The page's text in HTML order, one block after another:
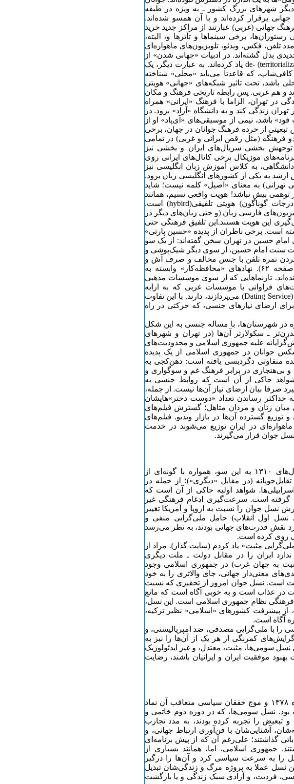
شهرهای بزرگ کشور ـ به ویژه در طبقه
برقرار کرده‌اند و با آن همسو شده‌اند.
جهانی (غربی) عبارتند از مراکز جدید خرید
برخی سینماها و تآترها و، البته،
تلفن، فکس، ویدئو، تلویزیون‌های ماهواره‌ای
بدل گشته‌اند. در ادبیات «جهانی شدن» از
این پدیده به واژه «مکان‌زدایی» ( - territorialization) -de یاد کرده‌اند. به عبارت دیگر، یک
که قاعدتا می‌باید «محلی» شناخته
باشد، تحت تاثیر شبکه‌های «جهانی» هویتی
و هم غربی. پس رابطه تاریخی فرهنگ و مکان
تهران، الزاما با فرهنگ «ایرانی» همراه
زندگی کند و به دانشگاه «آزاد» برود. در
باشد، نیمی از موسیقی‌های «آی‌پاد» او از
تبعیتی از خرده فرهنگ جوانان در جهان، برخی
فرهنگه (مثل رقص ایرانی و غربی) در تمامی
توجهش بخشی سریال‌های ایران و بخشی نیز
موزیکال برخی کانال‌های ایرانی روی
به کلاس آموزش زبان انگلیسی نیز
به یکی از کشورهای انگلیسی زبان برود.
تهرانی) به معنای «اصیل» کلمه نیست؛ شاید
بیش نباشد! هویت واقعی نسیم، همانند
میلیون‌ها جوان ایرانی دیگر (البته به درجات گوناگون) هویتی تلفیقی(hybird) است.
فارسی زبان (و حتی زبان‌های دیگر در
این هویت هستند.این تلفیق فرهنگی حتی
است. برخی ناظران از پدیده «حسین پارتی»
حسین در تهران سخن گفته‌اند: از یک سو
سنت امام حسین، از سوی دیگر شیک‌پوشی و
نمره تلفن با جنس مخالف و صرف آش و
قیمه پلو و شله زرد (بهزاد یغماییان، صفحه ۶۲). نهادهای «محافظه‌کار» وابسته به
تارنماهایی که از سوی موسسات مذهبی
فراوانی با موسسات غربی که به ارایه
خدمات دوست دختر و دوست پسر‌یابی (Dating Service) می‌پردازند، دارند. با این تفاوت
ارضای نیازهای جنسی، که حرکتی در راه
در شهرستان‌‌ها، با مساله جنسی به این شکل
ـ سکولارتر آن‌ها (در تهران و شهرهای
علیه جمهوری اسلامی و محدودیت‌های
جوانان در جمهوری اسلامی از یک پدیده
متفاوتی دگردیسی یافته است: دهن‌کجی به
بی‌هنجاری در برابر فرهنگ غم و سوگواری و
حاکی از آن است که روابط جنسی به
صرفا بیان ارضای نیاز آن‌ها نیست. از جمله،
حداکثر رساندن تعداد «دوست دختر»‌هایشان
میان زنان و مردان متاهل؛ گسترش فیلم‌های
گسترده آن‌ها در بازار ویدیو. فیلم‌های
در ایران توزیع می‌شوند در خدمت
جوان قرار می‌گیرند.
نسل‌های سیاسی پیشین ایران، از سال‌های ۱۳۱۰ به این سو، همواره با گونه‌ای از
(در مقابل «دیگری»)‌؛ از جمله در
اسراییلی‌ها. شواهد اولیه حاکی از آن است که
است. سرعت‌گیری ادغام فرهنگی غیر
نسل جوان را نسبت به اروپا و آمریکا تغییر
اول انقلاب) حامل ملی‌گرایی منفی و
نقش قدرت‌های جهانی بودند، به نظر می‌رسد
روی کرده است.
مثبت» یاد کردم (سایت گذار). مراد از
ایران را در مقابل دولت ـ ملت دیگری
به جهان غرب) در جمهوری اسلامی وجود
معنی‌دار جهانی، جای والاتری را به خود
است. نسل جوان امروز از تحقیری که نسبت
در عذاب است و به خوبی آگاه است که مانع
فرهنگی نظام جمهوری اسلامی است. این نسل،
از پیشرفت کشورهای «اسلامی» نظیر ترکیه،
آگاه است.
با ملی‌گرایی مصدقی، ضد امپریالیستی، و
کمرنگی از هر یک از آن‌ها را نیز به
نسل سومی‌ها، مثبت، معتدل، و غیر ایدئولوژیک
موفقیت ایران و ایرانیان باشند، رضایت
سرکوب جنبش دانشجویی در ۱۸ تیرماه ۱۳۷۸ و موج خفقان سیاسی متعاقب آن نماد
بود. نسل سومی‌ها، که در دوره دوم خاتمی و
تبعیض را تجربه کرده بودند، به مدد تجارب
آشنایی‌شان با فن‌آوری ارتباط جهانی، و
گذاشتند؛ علی‌رغم آن که از پیش برنامه‌ای
جمهوری اسلامی، اما، همانند بسیاری از
را به سرعت سیاسی کرد و آن‌ها را درگیر
نسل عملا به پروژه مرگ و زندگی‌شان تبدیل
فردیت، و آزادی سبک زندگی و یا بازگشت